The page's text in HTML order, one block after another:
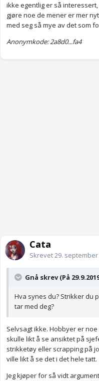
ikke egentlig er så
gjøre noe de mener er mer
med seg så mye av det som
Anonymkode: 2a8d0...fa4
Cata
Skrevet29. september
Gnå skrev (På
Hva synes du? Strikker du
tar med deg?
Selvsagt ikke. Hobbyer er
skulle likt å se ansiktet på
strikketøy eller scrapping på
ville likt å se det i det hele tatt.
Jeg kjøper for så vidt